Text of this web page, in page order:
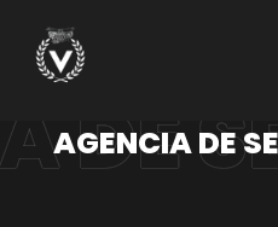
AGENCIA DE